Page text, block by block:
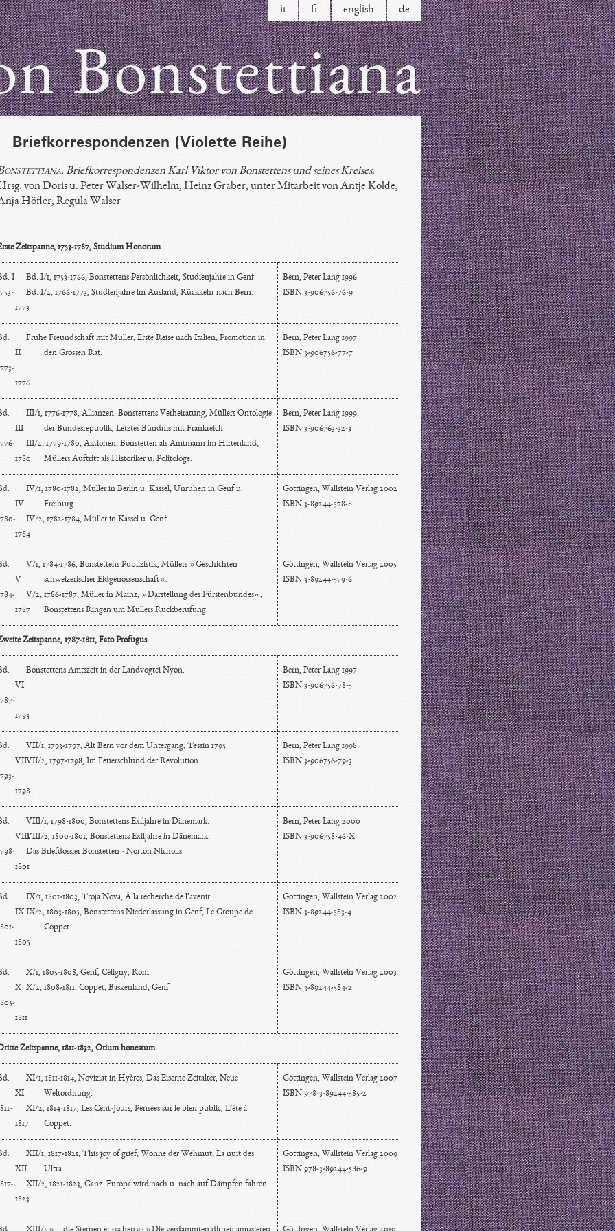
de
english
fr
it
Bonstettiana
Briefkorrespondenzen (Violette Reihe)
. Briefkorrespondenzen Karl Viktor von Bonstettens und seines Kreises.
von Doris u. Peter Walser-Wilhelm, Heinz Graber, unter Mitarbeit von Antje Kolde,
Höfler, Regula Walser
Zeitspanne, 1753-1787, Studium Honorum
I
1773
Bd. I/1, 1753-1766, Bonstettens Persönlichkeit, Studienjahre in Genf.
Bd. I/2, 1766-1773, Studienjahre im Ausland, Rückkehr nach Bern.
Bern, Peter Lang 1996
ISBN 3-906756-76-9
II
1776
Frühe Freundschaft mit Müller, Erste Reise nach Italien, Promotion in
den Grossen Rat.
Bern, Peter Lang 1997
ISBN 3-906756-77-7
III
1780
III/1, 1776-1778, Allianzen: Bonstettens Verheiratung, Müllers Ontologie
der Bundesrepublik, Letztes Bündnis mit Frankreich.
III/2, 1779-1780, Aktionen: Bonstetten als Amtmann im Hirtenland,
Müllers Auftritt als Historiker u. Politologe.
Bern, Peter Lang 1999
ISBN 3-906763-32-3
IV
1784
IV/1, 1780-1782, Müller in Berlin u. Kassel, Unruhen in Genf u.
Freiburg.
IV/2, 1782-1784, Müller in Kassel u. Genf.
Göttingen, Wallstein Verlag 2002
ISBN 3-89244-578-8
V
1787
V/1, 1784-1786, Bonstettens Publizistik, Müllers »Geschichten
schweizerischer Eidgenossenschaft«.
V/2, 1786-1787, Müller in Mainz, »Darstellung des Fürstenbundes«,
Bonstettens Ringen um Müllers Rückberufung.
Göttingen, Wallstein Verlag 2005
ISBN 3-89244-579-6
Zeitspanne, 1787-1811, Fato Profugus
VI
1793
Bonstettens Amtszeit in der Landvogtei Nyon.
Bern, Peter Lang 1997
ISBN 3-906756-78-5
VII
1798
VII/1, 1793-1797, Alt Bern vor dem Untergang, Tessin 1795.
VII/2, 1797-1798, Im Feuerschlund der Revolution.
Bern, Peter Lang 1998
ISBN 3-906756-79-3
VIII
1801
VIII/1, 1798-1800, Bonstettens Exiljahre in Dänemark.
VIII/2, 1800-1801, Bonstettens Exiljahre in Dänemark.
Das Briefdossier Bonstetten - Norton Nicholls.
Bern, Peter Lang 2000
ISBN 3-906758-46-X
IX
1805
IX/1, 1801-1803, Troja Nova, À la recherche de l’avenir.
IX/2, 1803-1805, Bonstettens Niederlassung in Genf, Le Groupe de
Coppet.
Göttingen, Wallstein Verlag 2002
ISBN 3-89244-583-4
X
1811
X/1, 1805-1808, Genf, Céligny, Rom.
X/2, 1808-1811, Coppet, Baskenland, Genf.
Göttingen, Wallstein Verlag 2003
ISBN 3-89244-584-2
Zeitspanne, 1811-1832, Otium honestum
XI
1817
XI/1, 1811-1814, Noviziat in Hyères, Das Eiserne Zeitalter, Neue
Weltordnung.
XI/2, 1814-1817, Les Cent-Jours, Pensées sur le bien public, L’été à
Coppet.
Göttingen, Wallstein Verlag 2007
ISBN 978-3-89244-585-2
XII
1823
XII/1, 1817-1821, This joy of grief, Wonne der Wehmut; La nuit des
Ultra.
XII/2, 1821-1823, Ganz Europa wird nach u. nach auf Dämpfen fahren.
Göttingen, Wallstein Verlag 2009
ISBN 978-3-89244-586-9